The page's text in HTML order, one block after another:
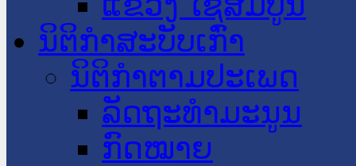
ນິຕິກໍາສະບັບເກົ່າ
ນິຕິກຳຕາມປະເພດ
ລັດຖະທໍາມະນູນ
ກົດໝາຍ